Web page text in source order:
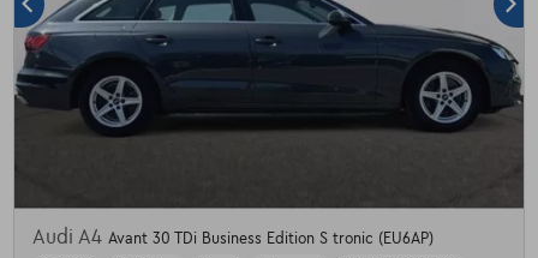
Audi A4 Avant 30 TDi Business Edition S tronic (EU6AP)